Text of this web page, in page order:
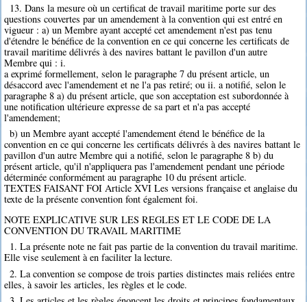
13. Dans la mesure où un certificat de travail maritime porte sur des
questions couvertes par un amendement à la convention qui est entré en
vigueur : a) un Membre ayant accepté cet amendement n'est pas tenu
d'étendre le bénéfice de la convention en ce qui concerne les certificats de
travail maritime délivrés à des navires battant le pavillon d'un autre
Membre qui : i.
a exprimé formellement, selon le paragraphe 7 du présent article, un
désaccord avec l'amendement et ne l'a pas retiré; ou ii. a notifié, selon le
paragraphe 8 a) du présent article, que son acceptation est subordonnée à
une notification ultérieure expresse de sa part et n'a pas accepté
l'amendement;
b) un Membre ayant accepté l'amendement étend le bénéfice de la
convention en ce qui concerne les certificats délivrés à des navires battant le
pavillon d'un autre Membre qui a notifié, selon le paragraphe 8 b) du
présent article, qu'il n'appliquera pas l'amendement pendant une période
déterminée conformément au paragraphe 10 du présent article.
TEXTES FAISANT FOI Article XVI Les versions française et anglaise du
texte de la présente convention font également foi.
NOTE EXPLICATIVE SUR LES REGLES ET LE CODE DE LA
CONVENTION DU TRAVAIL MARITIME
1. La présente note ne fait pas partie de la convention du travail maritime.
Elle vise seulement à en faciliter la lecture.
2. La convention se compose de trois parties distinctes mais reliées entre
elles, à savoir les articles, les règles et le code.